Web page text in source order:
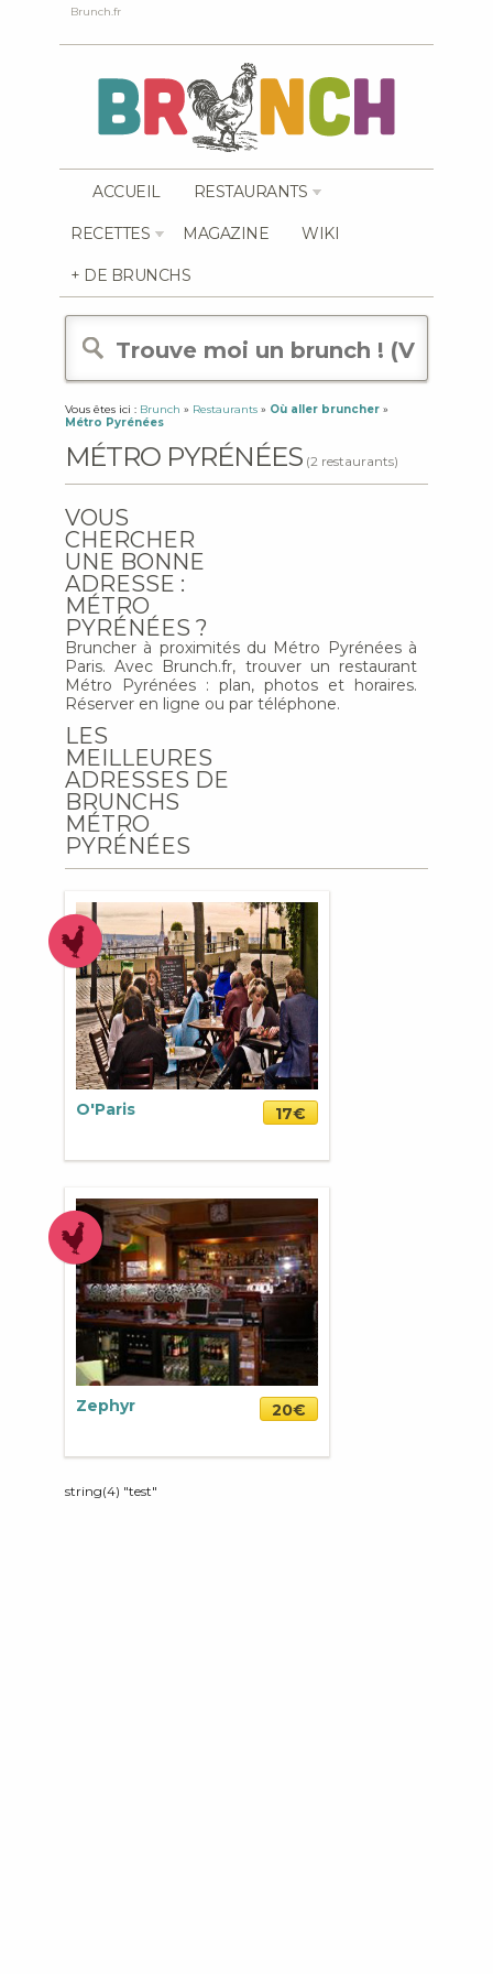
Brunch.fr
ACCUEIL RESTAURANTS
RECETTES MAGAZINE WIKI
+ DE BRUNCHS
Vous êtes ici : Brunch » Restaurants » Où aller bruncher »
Métro Pyrénées
MÉTRO PYRÉNÉES (2 restaurants)
VOUS
CHERCHER
UNE BONNE
ADRESSE :
MÉTRO
PYRÉNÉES ?
Bruncher à proximités du Métro Pyrénées à
Paris. Avec Brunch.fr, trouver un restaurant
Métro Pyrénées : plan, photos et horaires.
Réserver en ligne ou par téléphone.
LES
MEILLEURES
ADRESSES DE
BRUNCHS
MÉTRO
PYRÉNÉES
O'Paris 17€
Zephyr 20€
string(4) "test"